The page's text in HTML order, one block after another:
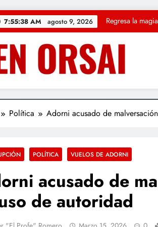
7:55:40 AM agosto 9, 2026
Regresa la
CUARTO
Política Adorni acusado de
POLÍTICA VUELOS DE ADORNI
acusado de
de autoridad